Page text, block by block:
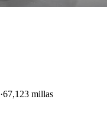
67,123 millas